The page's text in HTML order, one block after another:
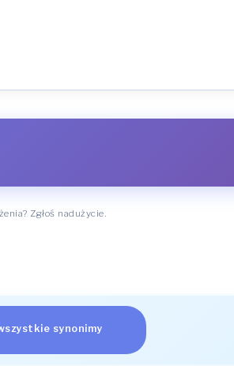
Zgłoś nadużycie.
synonimy